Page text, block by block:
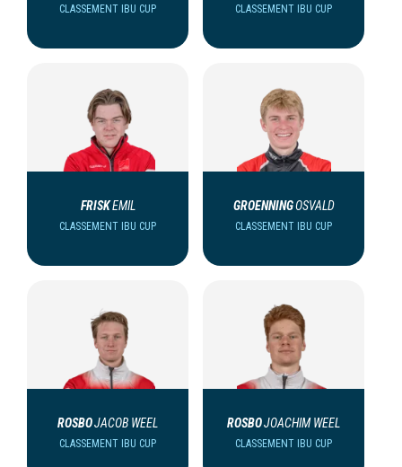
CLASSEMENT IBU CUP CLASSEMENT IBU CUP
FRISKEMIL
CLASSEMENT IBU CUP
GROENNINGOSVALD
CLASSEMENT IBU CUP
ROSBOJACOB WEEL
CLASSEMENT IBU CUP
ROSBOJOACHIM WEEL
CLASSEMENT IBU CUP